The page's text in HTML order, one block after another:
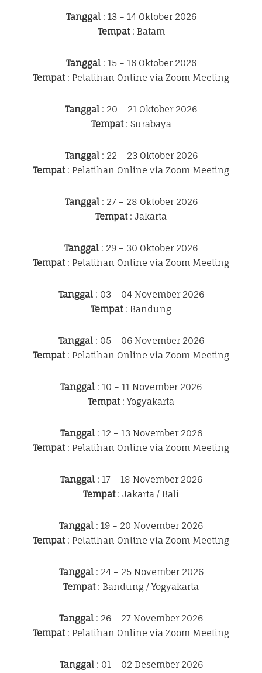
Tanggal: 13 – 14 Oktober 2026
Tempat: Batam
Tanggal: 15 – 16 Oktober 2026
Tempat: Pelatihan Online via Zoom Meeting
Tanggal : 20 – 21 Oktober 2026
Tempat: Surabaya
Tanggal: 22 – 23 Oktober 2026
Tempat: Pelatihan Online via Zoom Meeting
Tanggal: 27 – 28 Oktober 2026
Tempat: Jakarta
Tanggal : 29 – 30 Oktober 2026
Tempat: Pelatihan Online via Zoom Meeting
Tanggal: 03 – 04 November 2026
Tempat: Bandung
Tanggal: 05 – 06 November 2026
Tempat: Pelatihan Online via Zoom Meeting
Tanggal : 10 – 11 November 2026
Tempat: Yogyakarta
Tanggal: 12 – 13 November 2026
Tempat: Pelatihan Online via Zoom Meeting
Tanggal: 17 – 18 November 2026
Tempat: Jakarta / Bali
Tanggal : 19 – 20 November 2026
Tempat: Pelatihan Online via Zoom Meeting
Tanggal: 24 – 25 November 2026
Tempat: Bandung / Yogyakarta
Tanggal : 26 – 27 November 2026
Tempat: Pelatihan Online via Zoom Meeting
Tanggal: 01 – 02 Desember 2026